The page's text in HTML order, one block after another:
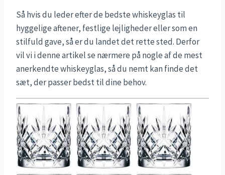
Så hvis du leder efter de bedste whiskeyglas til
hyggelige aftener, festlige lejligheder eller som en
stilfuld gave, så er du landet det rette sted. Derfor
vil vi i denne artikel se nærmere på nogle af de mest
anerkendte whiskeyglas, så du nemt kan finde det
sæt, der passer bedst til dine behov.